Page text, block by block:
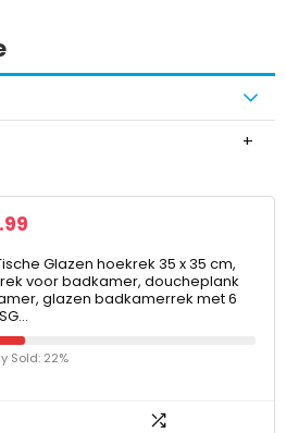
Glazen hoekrek 35 x 35 cm,
voor badkamer, doucheplank
glazen badkamerrek met 6
Sold: 22%